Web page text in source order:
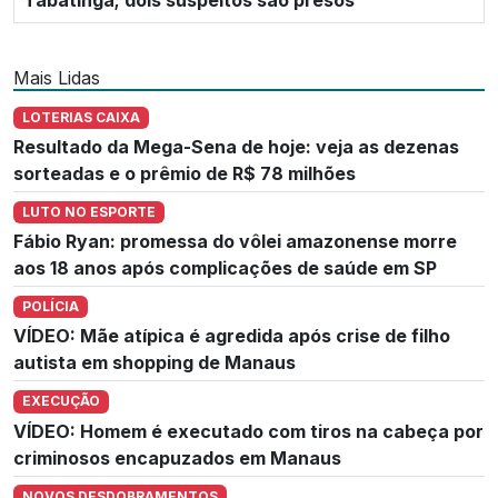
Mais Lidas
LOTERIAS CAIXA
Resultado da Mega-Sena de hoje: veja as dezenas
sorteadas e o prêmio de R$ 78 milhões
LUTO NO ESPORTE
Fábio Ryan: promessa do vôlei amazonense morre
aos 18 anos após complicações de saúde em SP
POLÍCIA
VÍDEO: Mãe atípica é agredida após crise de filho
autista em shopping de Manaus
EXECUÇÃO
VÍDEO: Homem é executado com tiros na cabeça por
criminosos encapuzados em Manaus